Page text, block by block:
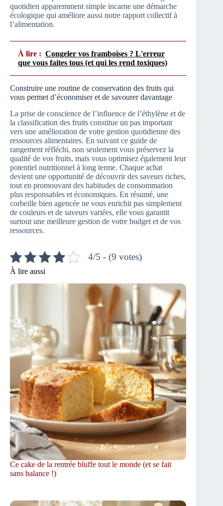
quotidien apparemment simple incarne une démarche
écologique qui améliore aussi notre rapport collectif à
l’alimentation.
À lire : Congeler vos framboises ? L'erreur
que vous faites tous (et qui les rend toxiques)
Construire une routine de conservation des fruits qui
vous permet d’économiser et de savourer davantage
La prise de conscience de l’influence de l’éthylène et de
la classification des fruits constitue un pas important
vers une amélioration de votre gestion quotidienne des
ressources alimentaires. En suivant ce guide de
rangement réfléchi, non seulement vous préservez la
qualité de vos fruits, mais vous optimisez également leur
potentiel nutritionnel à long terme. Chaque achat
devient une opportunité de découvrir des saveurs riches,
tout en promouvant des habitudes de consommation
plus responsables et économiques. En résumé, une
corbeille bien agencée ne vous enrichit pas simplement
de couleurs et de saveurs variées, elle vous garantit
surtout une meilleure gestion de votre budget et de vos
ressources.
4/5 - (9 votes)
À lire aussi
Ce cake de la rentrée bluffe tout le monde (et se fait
sans balance !)